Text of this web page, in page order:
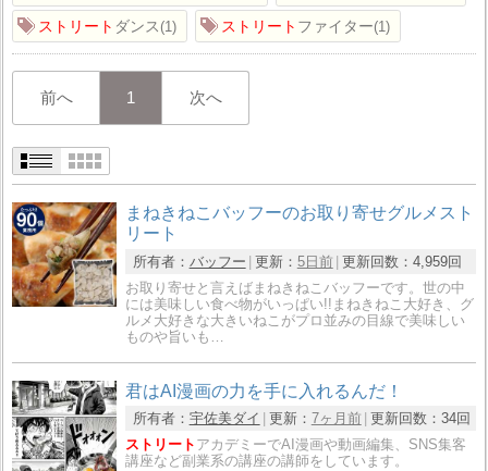
ストリート ダンス 1 ストリート ファイター 1
前へ 1 次へ
まねきねこバッフーのお取り寄せグルメスト
リート
所有者： バッフー 更新： 5日前 更新回数： 4,959回
お取り寄せと言えばまねきねこバッフーです。世の中
には美味しい食べ物がいっぱい!!まねきねこ大好き、グ
ルメ大好きな大きいねこがプロ並みの目線で美味しい
ものや旨いも…
君はAI漫画の力を手に入れるんだ！
所有者： 宇佐美ダイ 更新： 7ヶ月前 更新回数： 34回
ストリート アカデミーでAI漫画や動画編集、SNS集客
講座など副業系の講座の講師をしています。